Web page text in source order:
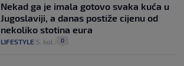
Nekad ga je imala gotovo svaka kuća u
Jugoslaviji, a danas postiže cijenu od
nekoliko stotina eura
LIFESTYLE 5. kol. 0